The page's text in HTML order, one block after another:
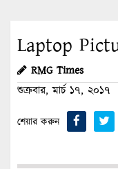
Laptop
RMG Times
শুক্রবার, মার্চ ১৭, ২০১৭
শেয়ার করুন